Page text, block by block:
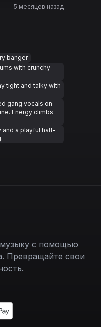
5 месяцев назад
banger
with crunchy
tight and talky with
gang vocals on
Energy climbs
and a playful half-
с помощью
Превращайте свои